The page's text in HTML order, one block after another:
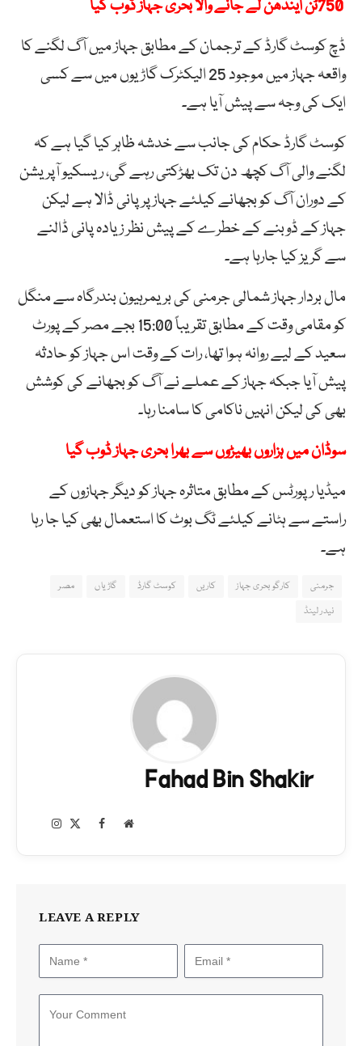
ڈچ کوسٹ گارڈ کے ترجمان کے مطابق جہاز میں آگ لگنے کا
واقعہ جہاز میں موجود 25 الیکٹرک گاڑیوں میں سے کسی
ایک کی وجہ سے پیش آیا ہے۔
کوسٹ گارڈ حکام کی جانب سے خدشہ ظاہر کیا گیا ہے کہ
لگنے والی آگ کچھ دن تک بھڑکتی رہے گی، ریسکیو آپریشن
کے دوران آگ کو بجھانے کیلئے جہاز پر پانی ڈالا ہے لیکن
جہاز کے ڈوبنے کے خطرے کے پیش نظر زیادہ پانی ڈالنے
سے گریز کیا جارہا ہے۔
مال بردار جہاز شمالی جرمنی کی بریمرہیون بندرگاہ سے منگل
کو مقامی وقت کے مطابق تقریباً 15:00 بجے مصر کے پورٹ
سعید کے لیے روانہ ہوا تھا، رات کے وقت اس جہاز کو حادثہ
پیش آیا جبکہ جہاز کے عملے نے آگ کو بجھانے کی کوشش
بھی کی لیکن انہیں ناکامی کا سامنا رہا۔
سوڈان میں ہزاروں بھیڑوں سے بھرا بحری جہاز ڈوب گیا
میڈیا رپورٹس کے مطابق متاثرہ جہاز کو دیگر جہازوں کے
راستے سے ہٹانے کیلئے ٹگ بوٹ کا استعمال بھی کیا جا رہا
ہے۔
جرمنی کارگو بحری جہاز کاریں کوسٹ گارڈ گاڑیاں
مصر
نیدر لینڈ
Fahad Bin Shakir
Website
Facebook
Instagram
LEAVE A REPLY